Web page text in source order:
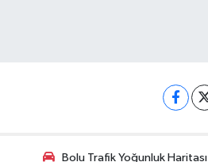
Bolu Trafik Yoğunluk Haritası